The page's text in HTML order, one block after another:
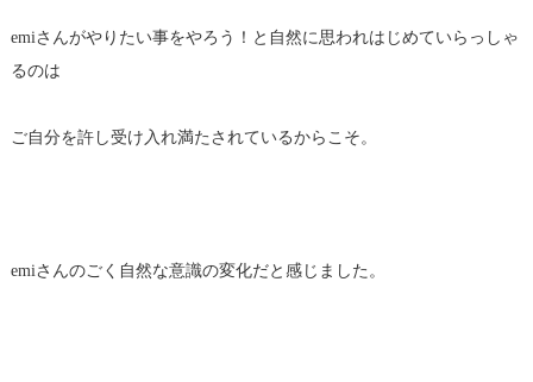
emiさんがやりたい事をやろう！と自然に思われはじめていらっしゃ
るのは
ご自分を許し受け入れ満たされているからこそ。
emiさんのごく自然な意識の変化だと感じました。